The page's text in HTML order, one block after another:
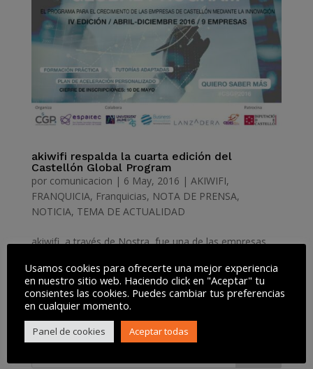
akiwifi respalda la cuarta edición del
Castellón Global Program
por comunicacion | 6 May, 2016 | AKIWIFI,
FRANQUICIA, Franquicias, NOTA DE PRENSA,
NOTICIA, TEMA DE ACTUALIDAD
akiwifi, a través de Nostra, fue una de las empresas
Program (CsGP), una iniciativa promovida por Espaitec
(Parque Científico, Tecnológico y Empresarial de la
Universitat Jaume I) y la Diputación de Castellón....
Usamos cookies para ofrecerte una mejor experiencia
en nuestro sitio web. Haciendo click en "Aceptar" tu
consientes las cookies. Puedes cambiar tus preferencias
en cualquier momento.
Panel de cookies Aceptar todas